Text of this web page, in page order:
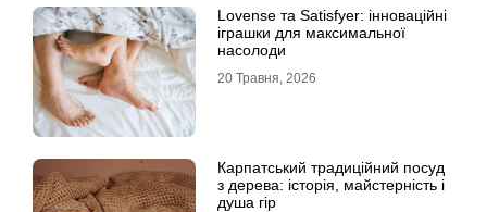
Lovense та Satisfyer: інноваційні
іграшки для максимальної
насолоди
20 Травня, 2026
Карпатський традиційний посуд
з дерева: історія, майстерність і
душа гір